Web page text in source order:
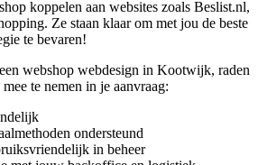
koppelen aan websites zoals Beslist.nl,
Ze staan klaar om met jou de beste
te bevaren!
webshop webdesign in Kootwijk, raden
te nemen in je aanvraag:
ondersteund
in beheer